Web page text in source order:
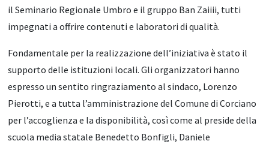
il Seminario Regionale Umbro e il gruppo Ban Zaiiii, tutti
impegnati a offrire contenuti e laboratori di qualità.
Fondamentale per la realizzazione dell’iniziativa è stato il
supporto delle istituzioni locali. Gli organizzatori hanno
espresso un sentito ringraziamento al sindaco, Lorenzo
Pierotti, e a tutta l’amministrazione del Comune di Corciano
per l’accoglienza e la disponibilità, così come al preside della
scuola media statale Benedetto Bonfigli, Daniele